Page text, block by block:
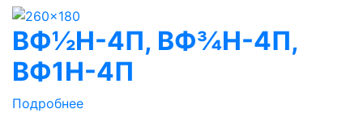
ВФ½Н-4П, ВФ¾Н-4П,
ВФ1Н-4П
Подробнее